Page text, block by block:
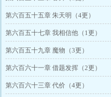
第六百五十五章 朱天明（4更）
第六百五十七章 我相信他（1更）
第六百五十九章 魔物（3更）
第六百六十一章 借题发挥（2更）
第六百六十三章 代价（4更）